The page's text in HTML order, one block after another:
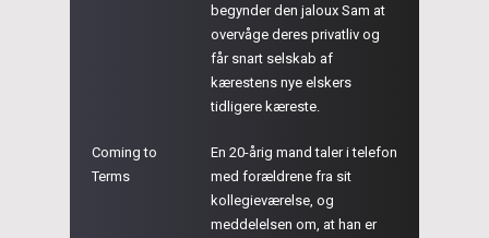
begynder den jaloux Sam at
overvåge deres privatliv og
får snart selskab af
kærestens nye elskers
tidligere kæreste.
Coming to
Terms
En 20-årig mand taler i telefon
med forældrene fra sit
kollegieværelse, og
meddelelsen om, at han er